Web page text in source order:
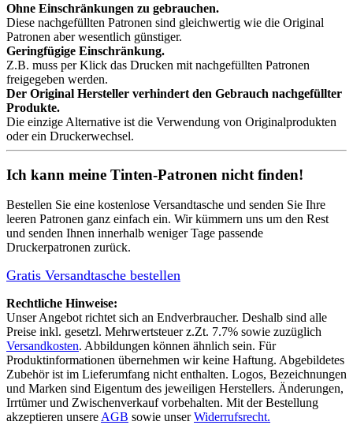
Ohne Einschränkungen zu gebrauchen.
Diese nachgefüllten Patronen sind gleichwertig wie die Original
Patronen aber wesentlich günstiger.
Geringfügige Einschränkung.
Z.B. muss per Klick das Drucken mit nachgefüllten Patronen
freigegeben werden.
Der Original Hersteller verhindert den Gebrauch nachgefüllter
Produkte.
Die einzige Alternative ist die Verwendung von Originalprodukten
oder ein Druckerwechsel.
Ich kann meine Tinten-Patronen nicht finden!
Bestellen Sie eine kostenlose Versandtasche und senden Sie Ihre
leeren Patronen ganz einfach ein. Wir kümmern uns um den Rest
und senden Ihnen innerhalb weniger Tage passende
Druckerpatronen zurück.
Gratis Versandtasche bestellen
Rechtliche Hinweise:
Unser Angebot richtet sich an Endverbraucher. Deshalb sind alle
Preise inkl. gesetzl. Mehrwertsteuer z.Zt. 7.7% sowie zuzüglich
Versandkosten. Abbildungen können ähnlich sein. Für
Produktinformationen übernehmen wir keine Haftung. Abgebildetes
Zubehör ist im Lieferumfang nicht enthalten. Logos, Bezeichnungen
und Marken sind Eigentum des jeweiligen Herstellers. Änderungen,
Irrtümer und Zwischenverkauf vorbehalten. Mit der Bestellung
akzeptieren unsere AGB sowie unserWiderrufsrecht.